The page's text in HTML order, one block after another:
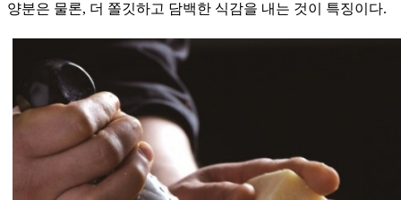
양분은 물론, 더 쫄깃하고 담백한 식감을 내는 것이 특징이다.